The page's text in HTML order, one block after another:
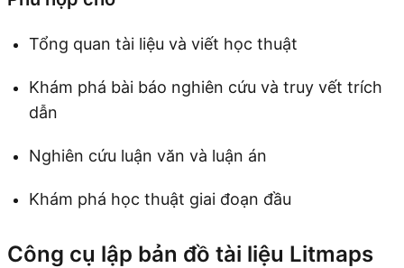
Tổng quan tài liệu và viết học thuật
Khám phá bài báo nghiên cứu và truy vết trích
dẫn
Nghiên cứu luận văn và luận án
Khám phá học thuật giai đoạn đầu
Công cụ lập bản đồ tài liệu Litmaps